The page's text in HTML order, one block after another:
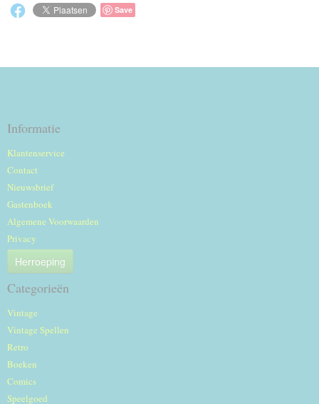
Save
Informatie
Klantenservice
Contact
Nieuwsbrief
Gastenboek
Algemene Voorwaarden
Privacy
Herroeping
Categorieën
Vintage
Vintage Spellen
Retro
Boeken
Comics
Speelgoed